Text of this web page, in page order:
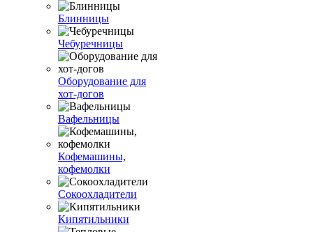
Блинницы
Чебуречницы
Оборудование для
хот-догов
Вафельницы
Кофемашины,
кофемолки
Сокоохладители
Кипятильники